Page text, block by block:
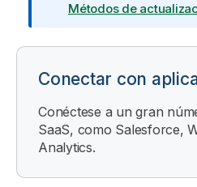
n
o
m
t
i
v
Métodos de
Conectar con
Conéctese a un gran
SaaS, como Salesforce,
Analytics.